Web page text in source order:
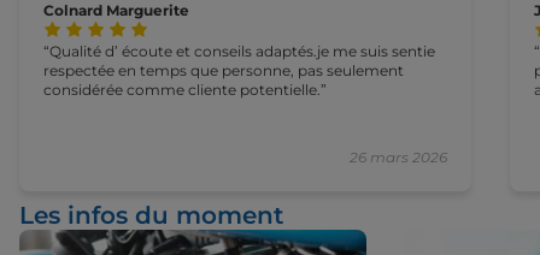
Colnard Marguerite
26 mars 2026
Qualité d’ écoute et conseils adaptés.je me suis sentie
respectée en temps que personne, pas seulement
considérée comme cliente potentielle.
Les infos du moment